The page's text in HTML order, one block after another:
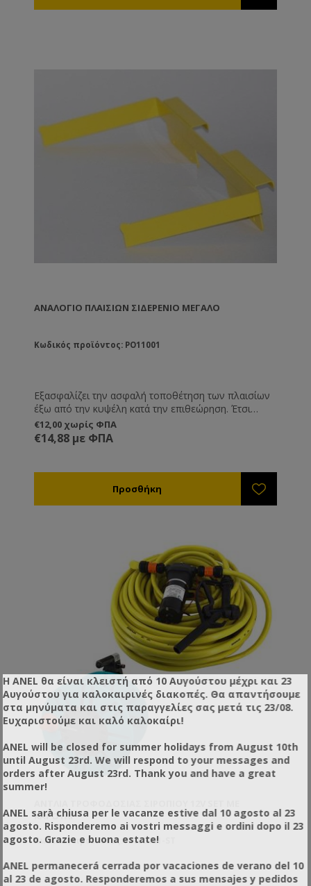
ΑΝΑΛΌΓΙΟ ΠΛΑΙΣΙΩΝ ΣΙΔΕΡΈΝΙΟ ΜΕΓΆΛΟ
Κωδικός προϊόντος: PO11001
Εξασφαλίζει την ασφαλή τοποθέτηση των πλαισίων
έξω από την κυψέλη κατά την επιθεώρηση. Έτσι
μειώνετε τον κίνδυνο θανάτωσης μελισσών άλλα και
βασιλισσών.
€12,00 χωρίς ΦΠΑ
€14,88 με ΦΠΑ
ΚΑΡΟΎΛΙ
Κωδικός προϊόντος: AN65401-ST
Η ANEL θα είναι κλειστή από 10 Αυγούστου μέχρι και 23
Αυγούστου για καλοκαιρινές διακοπές. Θα απαντήσουμε
στα μηνύματα και στις παραγγελίες σας μετά τις 23/08.
Ευχαριστούμε και καλό καλοκαίρι!
ANEL will be closed for summer holidays from August 10th
until August 23rd. We will respond to your messages and
orders after August 23rd. Thank you and have a great
summer!
ANEL sarà chiusa per le vacanze estive dal 10 agosto al 23
agosto. Risponderemo ai vostri messaggi e ordini dopo il 23
agosto. Grazie e buona estate!
ANEL permanecerá cerrada por vacaciones de verano del 10
al 23 de agosto. Responderemos a sus mensajes y pedidos